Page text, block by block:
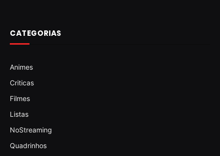
CATEGORIAS
Animes
Criticas
Filmes
Listas
NoStreaming
Quadrinhos